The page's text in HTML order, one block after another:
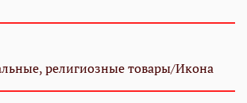
религиозные товары/Икона